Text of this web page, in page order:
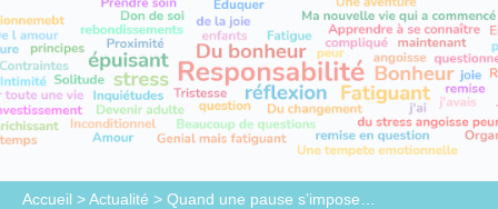
Accueil >Actualité > Quand une pause s’impose…